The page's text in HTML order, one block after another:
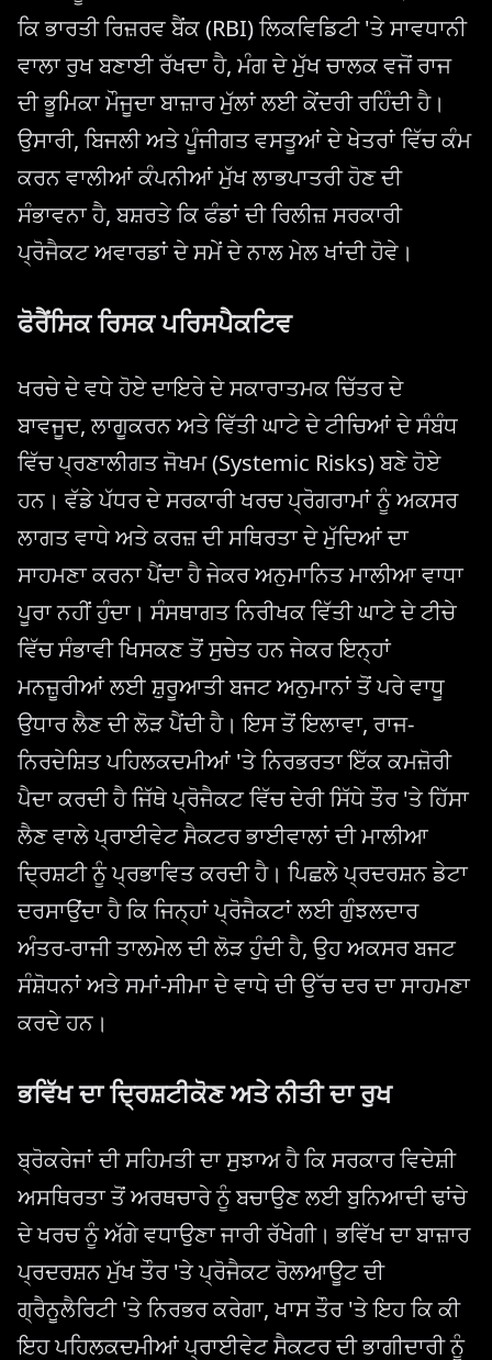
ਕਿ ਭਾਰਤੀ ਰਿਜ਼ਰਵ ਬੈਂਕ (RBI) ਲਿਕਵਿਡਿਟੀ 'ਤੇ ਸਾਵਧਾਨੀ
ਵਾਲਾ ਰੁਖ ਬਣਾਈ ਰੱਖਦਾ ਹੈ, ਮੰਗ ਦੇ ਮੁੱਖ ਚਾਲਕ ਵਜੋਂ ਰਾਜ
ਦੀ ਭੂਮਿਕਾ ਮੌਜੂਦਾ ਬਾਜ਼ਾਰ ਮੁੱਲਾਂ ਲਈ ਕੇਂਦਰੀ ਰਹਿੰਦੀ ਹੈ।
ਉਸਾਰੀ, ਬਿਜਲੀ ਅਤੇ ਪੂੰਜੀਗਤ ਵਸਤੂਆਂ ਦੇ ਖੇਤਰਾਂ ਵਿੱਚ ਕੰਮ
ਕਰਨ ਵਾਲੀਆਂ ਕੰਪਨੀਆਂ ਮੁੱਖ ਲਾਭਪਾਤਰੀ ਹੋਣ ਦੀ
ਸੰਭਾਵਨਾ ਹੈ, ਬਸ਼ਰਤੇ ਕਿ ਫੰਡਾਂ ਦੀ ਰਿਲੀਜ਼ ਸਰਕਾਰੀ
ਪ੍ਰੋਜੈਕਟ ਅਵਾਰਡਾਂ ਦੇ ਸਮੇਂ ਦੇ ਨਾਲ ਮੇਲ ਖਾਂਦੀ ਹੋਵੇ।
ਫੋਰੈਂਸਿਕ ਰਿਸਕ ਪਰਿਸਪੈਕਟਿਵ
ਖਰਚੇ ਦੇ ਵਧੇ ਹੋਏ ਦਾਇਰੇ ਦੇ ਸਕਾਰਾਤਮਕ ਚਿੱਤਰ ਦੇ
ਬਾਵਜੂਦ, ਲਾਗੂਕਰਨ ਅਤੇ ਵਿੱਤੀ ਘਾਟੇ ਦੇ ਟੀਚਿਆਂ ਦੇ ਸੰਬੰਧ
ਵਿੱਚ ਪ੍ਰਣਾਲੀਗਤ ਜੋਖਮ (Systemic Risks) ਬਣੇ ਹੋਏ
ਹਨ। ਵੱਡੇ ਪੱਧਰ ਦੇ ਸਰਕਾਰੀ ਖਰਚ ਪ੍ਰੋਗਰਾਮਾਂ ਨੂੰ ਅਕਸਰ
ਲਾਗਤ ਵਾਧੇ ਅਤੇ ਕਰਜ਼ ਦੀ ਸਥਿਰਤਾ ਦੇ ਮੁੱਦਿਆਂ ਦਾ
ਸਾਹਮਣਾ ਕਰਨਾ ਪੈਂਦਾ ਹੈ ਜੇਕਰ ਅਨੁਮਾਨਿਤ ਮਾਲੀਆ ਵਾਧਾ
ਪੂਰਾ ਨਹੀਂ ਹੁੰਦਾ। ਸੰਸਥਾਗਤ ਨਿਰੀਖਕ ਵਿੱਤੀ ਘਾਟੇ ਦੇ ਟੀਚੇ
ਵਿੱਚ ਸੰਭਾਵੀ ਖਿਸਕਣ ਤੋਂ ਸੁਚੇਤ ਹਨ ਜੇਕਰ ਇਨ੍ਹਾਂ
ਮਨਜ਼ੂਰੀਆਂ ਲਈ ਸ਼ੁਰੂਆਤੀ ਬਜਟ ਅਨੁਮਾਨਾਂ ਤੋਂ ਪਰੇ ਵਾਧੂ
ਉਧਾਰ ਲੈਣ ਦੀ ਲੋੜ ਪੈਂਦੀ ਹੈ। ਇਸ ਤੋਂ ਇਲਾਵਾ, ਰਾਜ-
ਨਿਰਦੇਸ਼ਿਤ ਪਹਿਲਕਦਮੀਆਂ 'ਤੇ ਨਿਰਭਰਤਾ ਇੱਕ ਕਮਜ਼ੋਰੀ
ਪੈਦਾ ਕਰਦੀ ਹੈ ਜਿੱਥੇ ਪ੍ਰੋਜੈਕਟ ਵਿੱਚ ਦੇਰੀ ਸਿੱਧੇ ਤੌਰ 'ਤੇ ਹਿੱਸਾ
ਲੈਣ ਵਾਲੇ ਪ੍ਰਾਈਵੇਟ ਸੈਕਟਰ ਭਾਈਵਾਲਾਂ ਦੀ ਮਾਲੀਆ
ਦ੍ਰਿਸ਼ਟੀ ਨੂੰ ਪ੍ਰਭਾਵਿਤ ਕਰਦੀ ਹੈ। ਪਿਛਲੇ ਪ੍ਰਦਰਸ਼ਨ ਡੇਟਾ
ਦਰਸਾਉਂਦਾ ਹੈ ਕਿ ਜਿਨ੍ਹਾਂ ਪ੍ਰੋਜੈਕਟਾਂ ਲਈ ਗੁੰਝਲਦਾਰ
ਅੰਤਰ-ਰਾਜੀ ਤਾਲਮੇਲ ਦੀ ਲੋੜ ਹੁੰਦੀ ਹੈ, ਉਹ ਅਕਸਰ ਬਜਟ
ਸੰਸ਼ੋਧਨਾਂ ਅਤੇ ਸਮਾਂ-ਸੀਮਾ ਦੇ ਵਾਧੇ ਦੀ ਉੱਚ ਦਰ ਦਾ ਸਾਹਮਣਾ
ਕਰਦੇ ਹਨ।
ਭਵਿੱਖ ਦਾ ਦ੍ਰਿਸ਼ਟੀਕੋਣ ਅਤੇ ਨੀਤੀ ਦਾ ਰੁਖ
ਬ੍ਰੋਕਰੇਜਾਂ ਦੀ ਸਹਿਮਤੀ ਦਾ ਸੁਝਾਅ ਹੈ ਕਿ ਸਰਕਾਰ ਵਿਦੇਸ਼ੀ
ਅਸਥਿਰਤਾ ਤੋਂ ਅਰਥਚਾਰੇ ਨੂੰ ਬਚਾਉਣ ਲਈ ਬੁਨਿਆਦੀ ਢਾਂਚੇ
ਦੇ ਖਰਚ ਨੂੰ ਅੱਗੇ ਵਧਾਉਣਾ ਜਾਰੀ ਰੱਖੇਗੀ। ਭਵਿੱਖ ਦਾ ਬਾਜ਼ਾਰ
ਪ੍ਰਦਰਸ਼ਨ ਮੁੱਖ ਤੌਰ 'ਤੇ ਪ੍ਰੋਜੈਕਟ ਰੋਲਆਊਟ ਦੀ
ਗ੍ਰੈਨੂਲੈਰਿਟੀ 'ਤੇ ਨਿਰਭਰ ਕਰੇਗਾ, ਖਾਸ ਤੌਰ 'ਤੇ ਇਹ ਕਿ ਕੀ
ਇਹ ਪਹਿਲਕਦਮੀਆਂ ਪ੍ਰਾਈਵੇਟ ਸੈਕਟਰ ਦੀ ਭਾਗੀਦਾਰੀ ਨੂੰ